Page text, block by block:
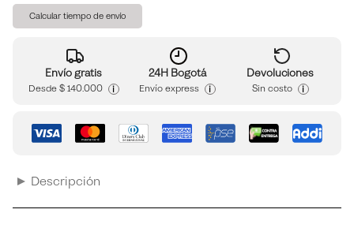
Calcular tiempo de envío
Envío gratis
Desde$ 140.000 i
24H Bogotá
Envío express i
Devoluciones
Sin costo i
Descripción